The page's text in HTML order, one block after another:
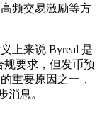
频交易激励等方
上来说 Byreal 是
规要求，但发币预
重要原因之一，
消息。